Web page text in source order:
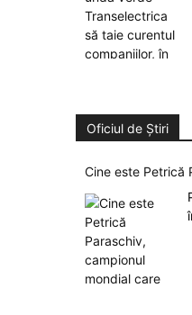
Oficiul de Știri
Cine este Petrică